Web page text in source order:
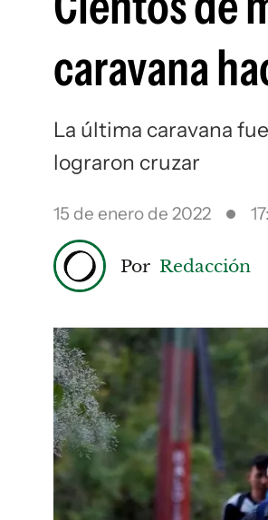
caravana
La última caravana
lograron cruzar
15 de enero de 2022
Por Redacción